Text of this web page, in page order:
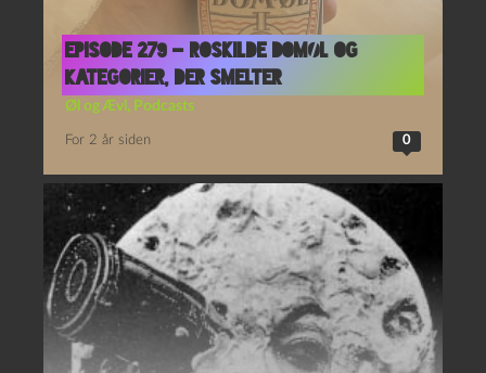
Episode 279 – Roskilde Domøl og
Kategorier, Der Smelter
Øl og Ævl , Podcasts
For 2 år siden 0